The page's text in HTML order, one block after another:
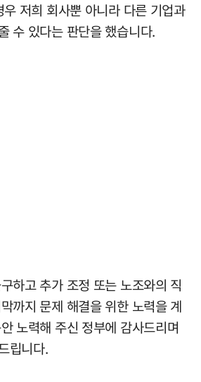
저희 회사뿐 아니라 다른 기업과
수 있다는 판단을 했습니다.
하고 추가 조정 또는 노조와의 직
까지 문제 해결을 위한 노력을 계
노력해 주신 정부에 감사드리며
립니다.